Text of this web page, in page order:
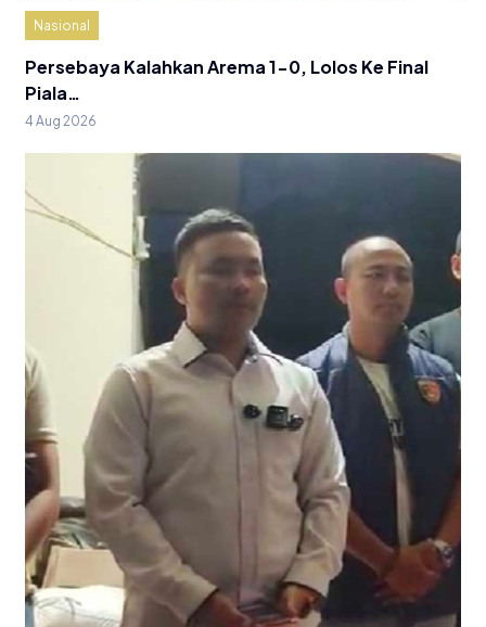
Nasional
Persebaya Kalahkan Arema 1-0, Lolos Ke Final
Piala…
4 Aug 2026